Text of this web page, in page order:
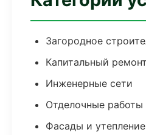
Загородное
Капитальный
Инженерные сети
Отделочные
Фасады и утепление